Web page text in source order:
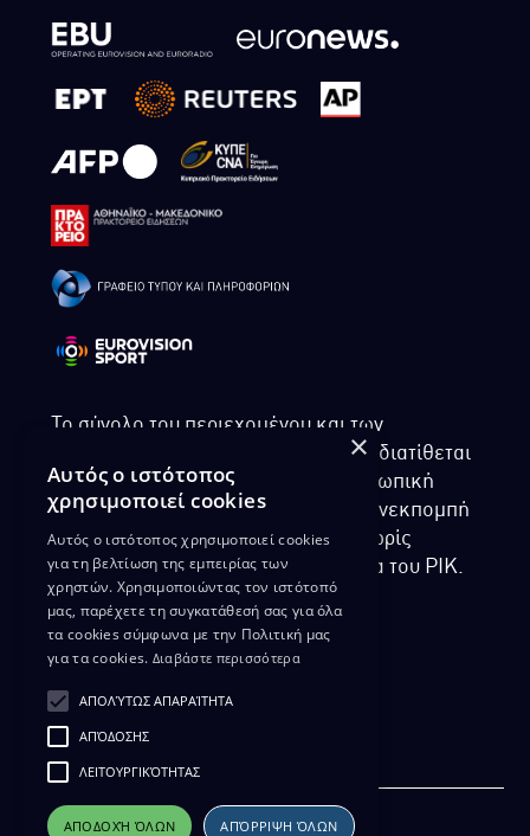
Το σύνολο του περιεχομένου και των
υπηρεσιών της ιστοσελίδας του ΡΙΚ διατίθεται
στους επισκέπτες αυστηρά για προσωπική
χρήση. Απαγορεύεται η χρήση ή επανεκπομπή
του, σε οποιοδήποτε μορφή, με ή χωρίς
επεξεργασία και χωρίς γραπτή άδεια του ΡΙΚ.
ΔΙΚΑΙΩΜΑ ΠΡΟΣΤΑΣΙΑΣ ΔΕΔΟΜΕΝΩΝ
ΔΙΑΘΕΣΗ ΑΡΧΕΙΑΚΟΥ ΥΛΙΚΟΥ
ΠΟΛΙΤΙΚΗ ΑΠΟΡΡΗΤΟΥ EUROVISION
×
Αυτός ο ιστότοπος
χρησιμοποιεί cookies
Αυτός ο ιστότοπος χρησιμοποιεί cookies
για τη βελτίωση της εμπειρίας των
χρηστών. Χρησιμοποιώντας τον ιστότοπό
μας, παρέχετε τη συγκατάθεσή σας για όλα
τα cookies σύμφωνα με την Πολιτική μας
για τα cookies. Διαβάστε περισσότερα
ΑΠΟΛΎΤΩΣ ΑΠΑΡΑΊΤΗΤΑ
ΑΠΌΔΟΣΗΣ
ΛΕΙΤΟΥΡΓΙΚΌΤΗΤΑΣ
ΑΠΟΔΟΧΉ ΌΛΩΝ ΑΠΌΡΡΙΨΗ ΌΛΩΝ